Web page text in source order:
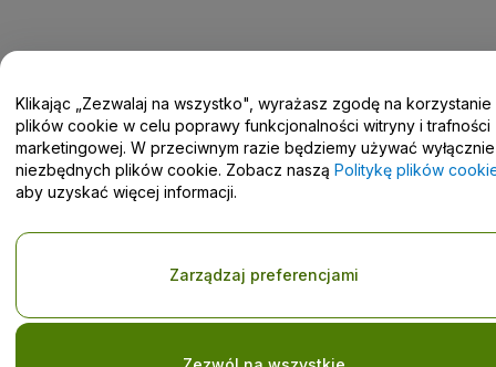
Centrum pomocy / Skontaktuj się z nami
Korzystanie z tej strony internetowej oznacza akceptację
Polityki prywatnościoraz Polityki dotyczącej plików
Prośba o nieudostępnianie danych osobowych / Twoje wybory w
Klikając „Zezwalaj na wszystko", wyrażasz zgodę na korzystanie
plików cookie w celu poprawy funkcjonalności witryny i trafności
marketingowej. W przeciwnym razie będziemy używać wyłącznie
niezbędnych plików cookie. Zobacz naszą Politykę plików
aby uzyskać więcej informacji.
Zarządzaj preferencjami